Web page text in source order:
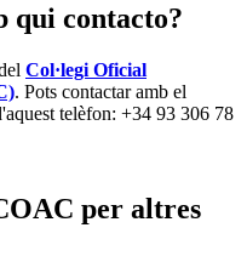
qui contacto?
Col·legi Oficial
. Pots contactar amb el
telèfon: +34 93 306 78
per altres